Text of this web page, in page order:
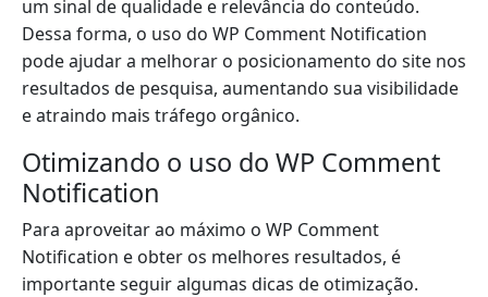
um sinal de qualidade e relevância do conteúdo.
Dessa forma, o uso do WP Comment Notification
pode ajudar a melhorar o posicionamento do site nos
resultados de pesquisa, aumentando sua visibilidade
e atraindo mais tráfego orgânico.
Otimizando o uso do WP Comment
Notification
Para aproveitar ao máximo o WP Comment
Notification e obter os melhores resultados, é
importante seguir algumas dicas de otimização.